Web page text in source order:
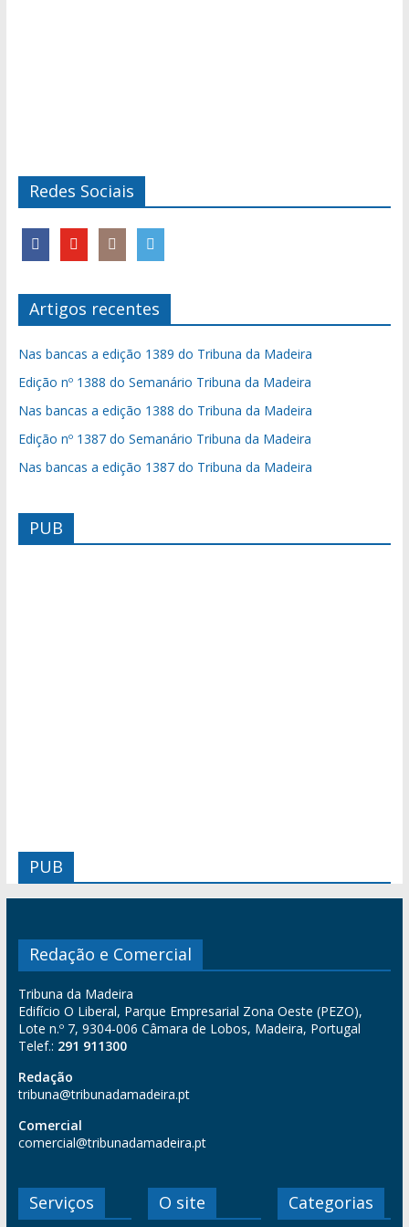
Redes Sociais
Artigos recentes
Nas bancas a edição 1389 do Tribuna da Madeira
Edição nº 1388 do Semanário Tribuna da Madeira
Nas bancas a edição 1388 do Tribuna da Madeira
Edição nº 1387 do Semanário Tribuna da Madeira
Nas bancas a edição 1387 do Tribuna da Madeira
PUB
PUB
Redação e Comercial
Tribuna da Madeira
Edifício O Liberal, Parque Empresarial Zona Oeste (PEZO),
Lote n.º 7, 9304-006 Câmara de Lobos, Madeira, Portugal
Telef.: 291 911300
Redação
tribuna@tribunadamadeira.pt
Comercial
comercial@tribunadamadeira.pt
Serviços O site Categorias